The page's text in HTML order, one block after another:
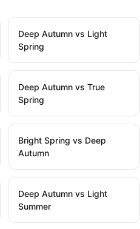
Deep Autumn vs Light
Spring
Deep Autumn vs True
Spring
Bright Spring vs Deep
Autumn
Deep Autumn vs Light
Summer